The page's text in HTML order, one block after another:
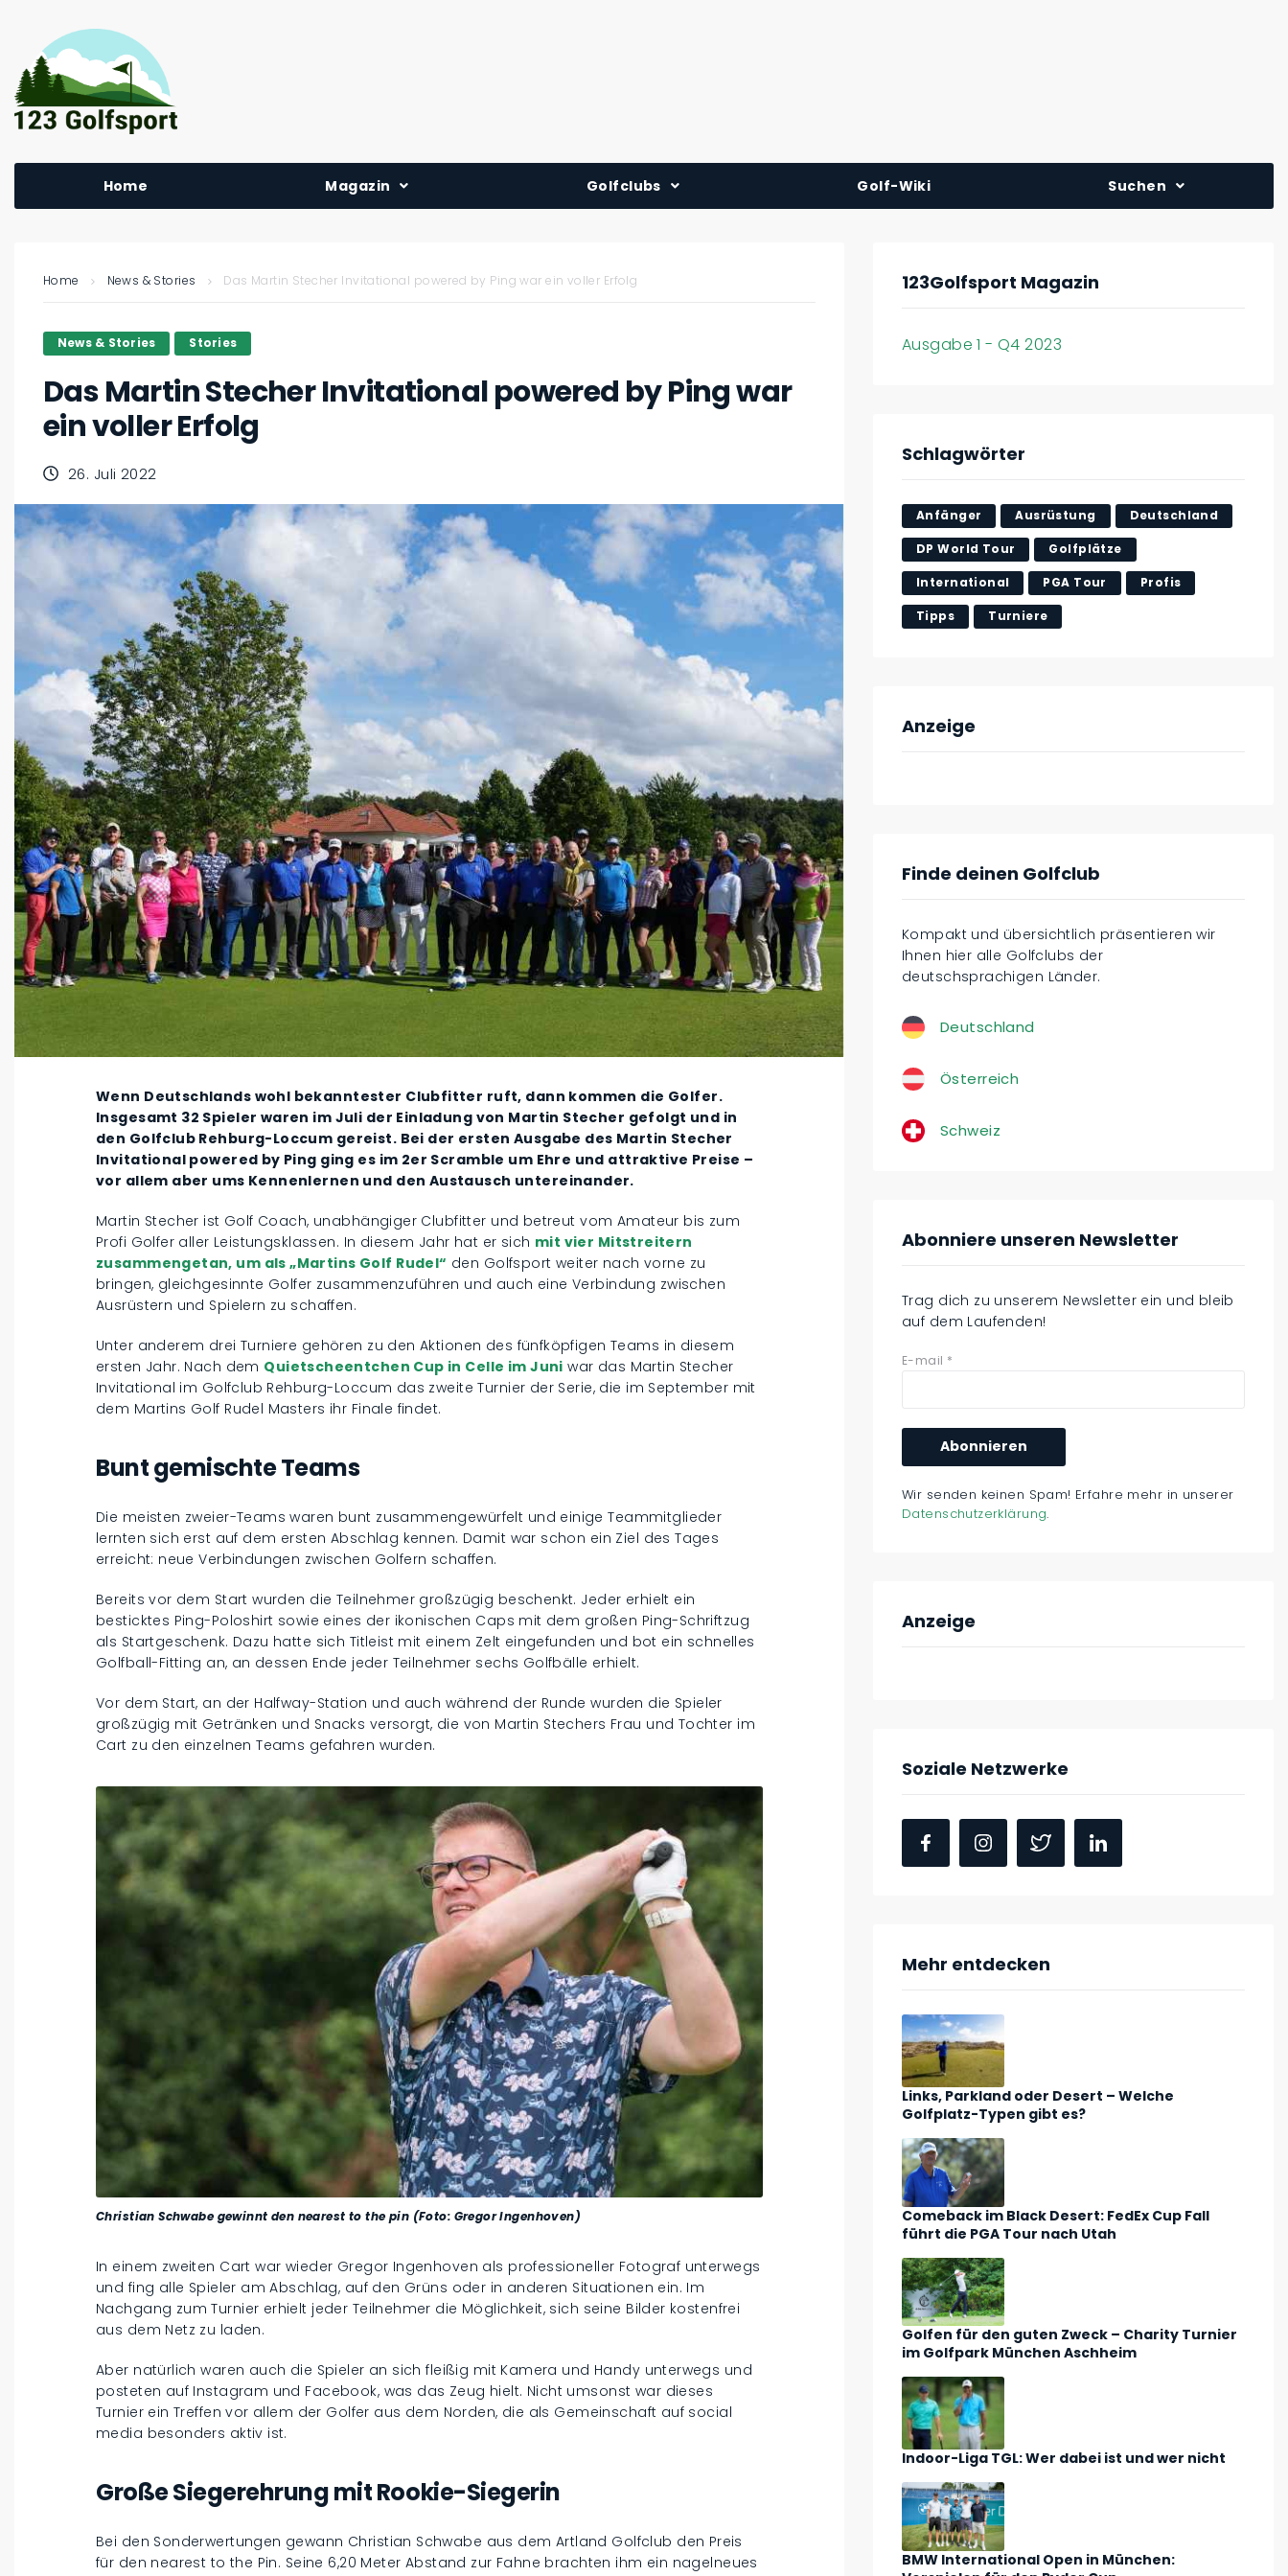
Home Magazin
Golfclubs
Golf-Wiki Suchen
Home News & Stories Das Martin Stecher Invitational powered by Ping war ein voller Erfolg
News & Stories Stories
Das Martin Stecher Invitational powered by Ping war
ein voller Erfolg
26. Juli 2022
Wenn Deutschlands wohl bekanntester Clubfitter ruft, dann kommen die Golfer.
Insgesamt 32 Spieler waren im Juli der Einladung von Martin Stecher gefolgt und in
den Golfclub Rehburg-Loccum gereist. Bei der ersten Ausgabe des Martin Stecher
Invitational powered by Ping ging es im 2er Scramble um Ehre und attraktive Preise –
vor allem aber ums Kennenlernen und den Austausch untereinander.
Martin Stecher ist Golf Coach, unabhängiger Clubfitter und betreut vom Amateur bis zum
Profi Golfer aller Leistungsklassen. In diesem Jahr hat er sich mit vier Mitstreitern
zusammengetan, um als „Martins Golf Rudel“ den Golfsport weiter nach vorne zu
bringen, gleichgesinnte Golfer zusammenzuführen und auch eine Verbindung zwischen
Ausrüstern und Spielern zu schaffen.
Unter anderem drei Turniere gehören zu den Aktionen des fünfköpfigen Teams in diesem
ersten Jahr. Nach dem Quietscheentchen Cup in Celle im Juni war das Martin Stecher
Invitational im Golfclub Rehburg-Loccum das zweite Turnier der Serie, die im September mit
dem Martins Golf Rudel Masters ihr Finale findet.
Bunt gemischte Teams
Die meisten zweier-Teams waren bunt zusammengewürfelt und einige Teammitglieder
lernten sich erst auf dem ersten Abschlag kennen. Damit war schon ein Ziel des Tages
erreicht: neue Verbindungen zwischen Golfern schaffen.
Bereits vor dem Start wurden die Teilnehmer großzügig beschenkt. Jeder erhielt ein
besticktes Ping-Poloshirt sowie eines der ikonischen Caps mit dem großen Ping-Schriftzug
als Startgeschenk. Dazu hatte sich Titleist mit einem Zelt eingefunden und bot ein schnelles
Golfball-Fitting an, an dessen Ende jeder Teilnehmer sechs Golfbälle erhielt.
Vor dem Start, an der Halfway-Station und auch während der Runde wurden die Spieler
großzügig mit Getränken und Snacks versorgt, die von Martin Stechers Frau und Tochter im
Cart zu den einzelnen Teams gefahren wurden.
Christian Schwabe gewinnt den nearest to the pin (Foto: Gregor Ingenhoven)
In einem zweiten Cart war wieder Gregor Ingenhoven als professioneller Fotograf unterwegs
und fing alle Spieler am Abschlag, auf den Grüns oder in anderen Situationen ein. Im
Nachgang zum Turnier erhielt jeder Teilnehmer die Möglichkeit, sich seine Bilder kostenfrei
aus dem Netz zu laden.
Aber natürlich waren auch die Spieler an sich fleißig mit Kamera und Handy unterwegs und
posteten auf Instagram und Facebook, was das Zeug hielt. Nicht umsonst war dieses
Turnier ein Treffen vor allem der Golfer aus dem Norden, die als Gemeinschaft auf social
media besonders aktiv ist.
Große Siegerehrung mit Rookie-Siegerin
Bei den Sonderwertungen gewann Christian Schwabe aus dem Artland Golfclub den Preis
für den nearest to the Pin. Seine 6,20 Meter Abstand zur Fahne brachten ihm ein nagelneues
123Golfsport Magazin
Ausgabe 1 - Q4 2023
Schlagwörter
Anfänger Ausrüstung Deutschland
DP World Tour Golfplätze
International PGA Tour Profis
Tipps Turniere
Anzeige
Finde deinen Golfclub
Kompakt und übersichtlich präsentieren wir
Ihnen hier alle Golfclubs der
deutschsprachigen Länder.
Deutschland
Österreich
Schweiz
Abonniere unseren Newsletter
Trag dich zu unserem Newsletter ein und bleib
auf dem Laufenden!
E-mail *
Wir senden keinen Spam! Erfahre mehr in unserer
Datenschutzerklärung.
Anzeige
Soziale Netzwerke
Mehr entdecken
Links, Parkland oder Desert – Welche
Golfplatz-Typen gibt es?
Comeback im Black Desert: FedEx Cup Fall
führt die PGA Tour nach Utah
Golfen für den guten Zweck – Charity Turnier
im Golfpark München Aschheim
Indoor-Liga TGL: Wer dabei ist und wer nicht
BMW International Open in München: